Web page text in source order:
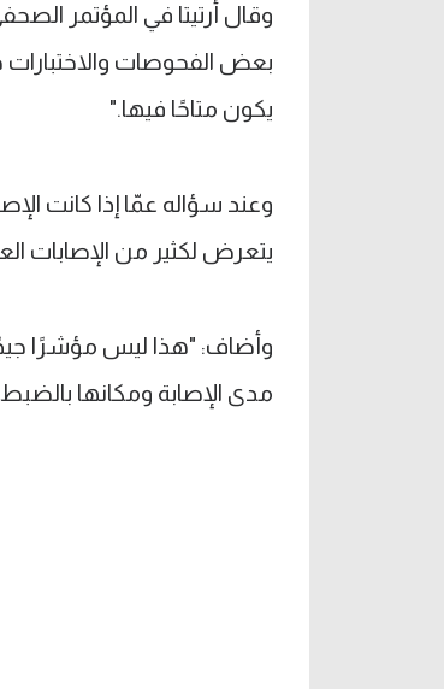
وقال أرتيتا في المؤتمر
بعض الفحوصات والاختبارات
يكون متاحًا فيها."
وعند سؤاله عمّا إذا كانت
يتعرض لكثير من الإصابات
وأضاف: "هذا ليس مؤشرًا
مدى الإصابة ومكانها